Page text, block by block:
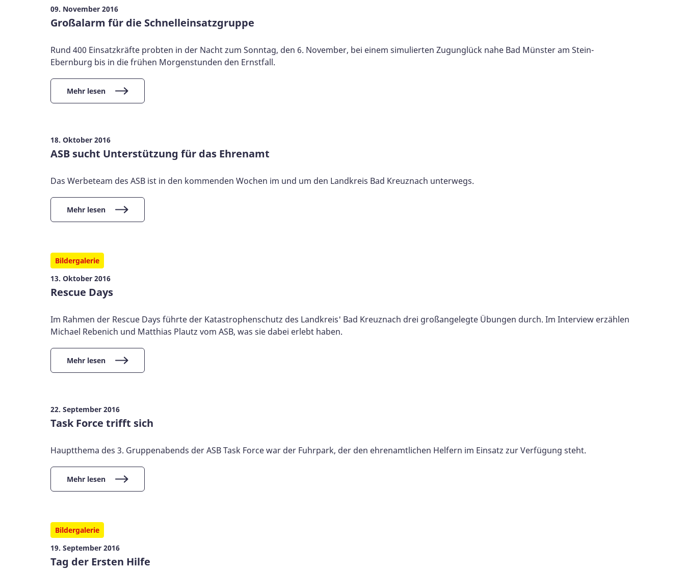
09. November 2016
Großalarm für die Schnelleinsatzgruppe
Rund 400 Einsatzkräfte probten in der Nacht zum Sonntag, den 6. November, bei einem simulierten Zugunglück nahe Bad Münster am Stein-
Ebernburg bis in die frühen Morgenstunden den Ernstfall.
Mehr lesen
18. Oktober 2016
ASB sucht Unterstützung für das Ehrenamt
Das Werbeteam des ASB ist in den kommenden Wochen im und um den Landkreis Bad Kreuznach unterwegs.
Mehr lesen
Bildergalerie
13. Oktober 2016
Rescue Days
Im Rahmen der Rescue Days führte der Katastrophenschutz des Landkreis' Bad Kreuznach drei großangelegte Übungen durch. Im Interview erzählen
Michael Rebenich und Matthias Plautz vom ASB, was sie dabei erlebt haben.
Mehr lesen
22. September 2016
Task Force trifft sich
Hauptthema des 3. Gruppenabends der ASB Task Force war der Fuhrpark, der den ehrenamtlichen Helfern im Einsatz zur Verfügung steht.
Mehr lesen
Bildergalerie
19. September 2016
Tag der Ersten Hilfe